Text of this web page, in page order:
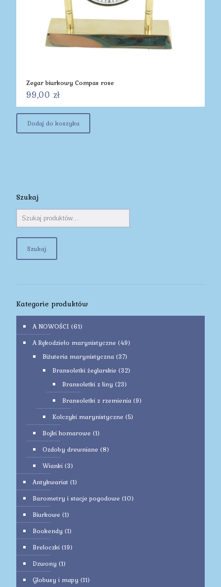
Zegar biurkowy Compas rose
99,00 zł
Dodaj do koszyka
Szukaj
Szukaj
Kategorie produktów
A NOWOŚCI (61)
A Rękodzieło marynistyczne (49)
Biżuteria marynistyczna (37)
Bransoletki żeglarskie (32)
Bransoletki z liny (23)
Bransoletki z rzemienia (9)
Kolczyki marynistyczne (5)
Bojki homarowe (1)
Ozdoby drewniane (8)
Wianki (3)
Antykwariat (1)
Barometry i stacje pogodowe (10)
Biurkowe (1)
Bookendy (1)
Breloczki (19)
Dzwony (1)
Globusy i mapy (11)